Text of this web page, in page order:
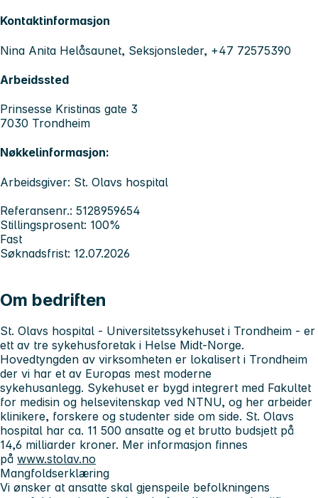
Kontaktinformasjon
Nina Anita Helåsaunet, Seksjonsleder, +47 72575390
Arbeidssted
Prinsesse Kristinas gate 3
7030 Trondheim
Nøkkelinformasjon:
Arbeidsgiver: St. Olavs hospital
Referansenr.: 5128959654
Stillingsprosent: 100%
Fast
Søknadsfrist: 12.07.2026
Om bedriften
St. Olavs hospital - Universitetssykehuset i Trondheim - er
ett av tre sykehusforetak i Helse Midt-Norge.
Hovedtyngden av virksomheten er lokalisert i Trondheim
der vi har et av Europas mest moderne
sykehusanlegg. Sykehuset er bygd integrert med Fakultet
for medisin og helsevitenskap ved NTNU, og her arbeider
klinikere, forskere og studenter side om side. St. Olavs
hospital har ca. 11 500 ansatte og et brutto budsjett på
14,6 milliarder kroner. Mer informasjon finnes
på www.stolav.no
Mangfoldserklæring
Vi ønsker at ansatte skal gjenspeile befolkningens